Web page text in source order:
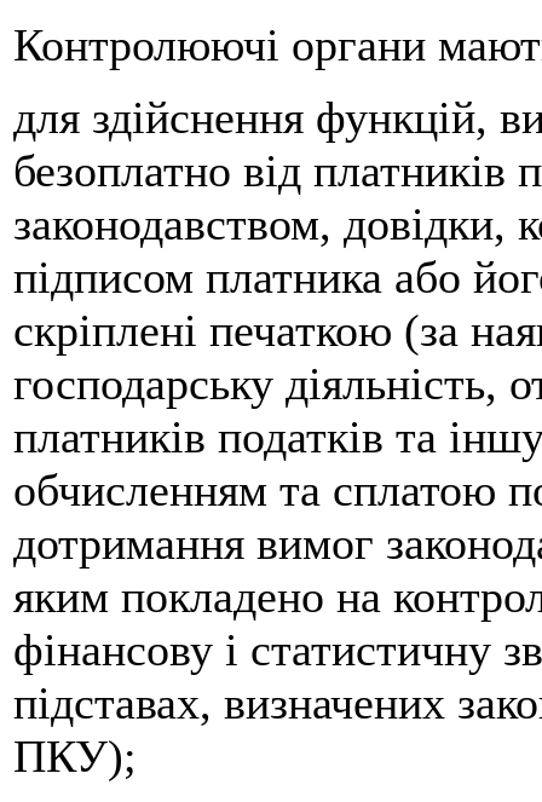
Контролюючі органи
для здійснення функцій,
безоплатно від платників
законодавством, довідки,
підписом платника або
скріплені печаткою (за
господарську діяльність,
платників податків та
обчисленням та сплатою
дотримання вимог
яким покладено на
фінансову і статистичну
підставах, визначених
ПКУ);